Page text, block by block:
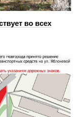
во всех